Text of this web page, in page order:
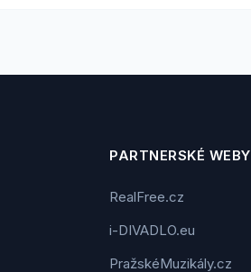
PARTNERSKÉ WEBY
RealFree.cz
i-DIVADLO.eu
PražskéMuzikály.cz